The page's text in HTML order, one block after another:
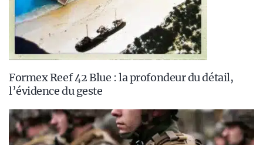
Formex Reef 42 Blue : la profondeur du détail,
l’évidence du geste